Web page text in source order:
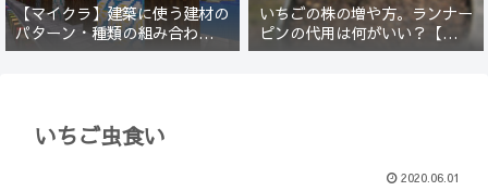
【マイクラ】建築に使う建材の
パターン・種類の組み合わせ一
覧！原木×彩釉テラコッタ編
いちごの株の増や方。ランナー
ピンの代用は何がいい？【５年
放置したイチゴは復活するの
いちご虫食い
2020.06.01